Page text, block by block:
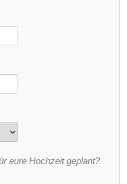
eure Hochzeit geplant?